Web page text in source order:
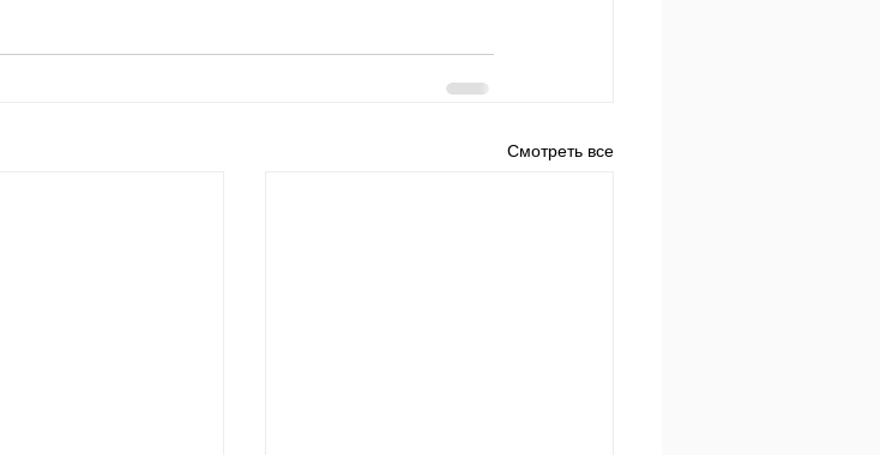
Смотреть все